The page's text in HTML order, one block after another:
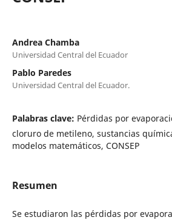
Andrea Chamba
Universidad Central del Ecuador
Pablo Paredes
Universidad Central del Ecuador.
Palabras clave: Pérdidas por
cloruro de metileno, sustancias
modelos matemáticos, CONSEP
Resumen
Se estudiaron las pérdidas por